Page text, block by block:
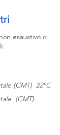
esaustivo ci
(CMT) 22°C
(CMT)